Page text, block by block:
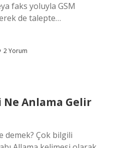
faks yoluyla GSM
de talepte…
2 Yorum
Anlama Gelir
demek? Çok bilgili